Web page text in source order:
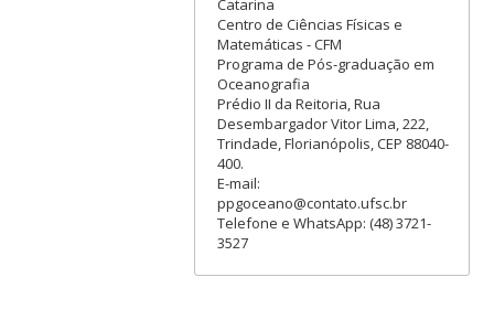
Catarina
Centro de Ciências Físicas e
Matemáticas - CFM
Programa de Pós-graduação em
Oceanografia
Prédio II da Reitoria, Rua
Desembargador Vitor Lima, 222,
Trindade, Florianópolis, CEP 88040-
400.
E-mail:
ppgoceano@contato.ufsc.br
Telefone e WhatsApp: (48) 3721-
3527